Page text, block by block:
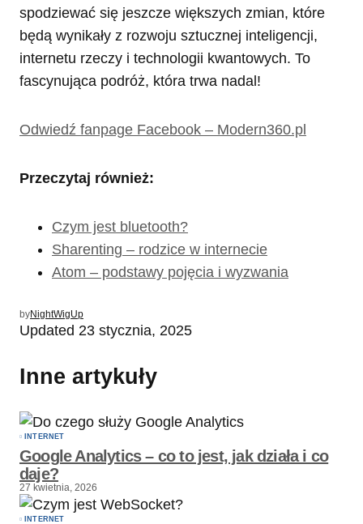
spodziewać się jeszcze większych zmian, które
będą wynikały z rozwoju sztucznej inteligencji,
internetu rzeczy i technologii kwantowych. To
fascynująca podróż, która trwa nadal!
Odwiedź fanpage Facebook – Modern360.pl
Przeczytaj również:
Czym jest bluetooth?
Sharenting – rodzice w internecie
Atom – podstawy pojęcia i wyzwania
byNightWigUp
Updated 23 stycznia, 2025
Inne artykuły
INTERNET
Google Analytics – co to jest, jak działa i co
daje?
27 kwietnia, 2026
INTERNET